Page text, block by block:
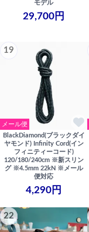
モデル
29,700円
19
メール便
BlackDiamond(ブラックダイ
ヤモンド) Infinity Cord(イン
フィニティーコード)
120/180/240cm ※新スリン
グ ※4.5mm 22kN ※メール
便対応
4,290円
22